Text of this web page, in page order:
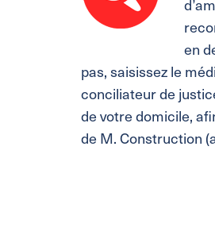
en
pas, saisissez le
conciliateur de
de votre domicile,
de M. Construction